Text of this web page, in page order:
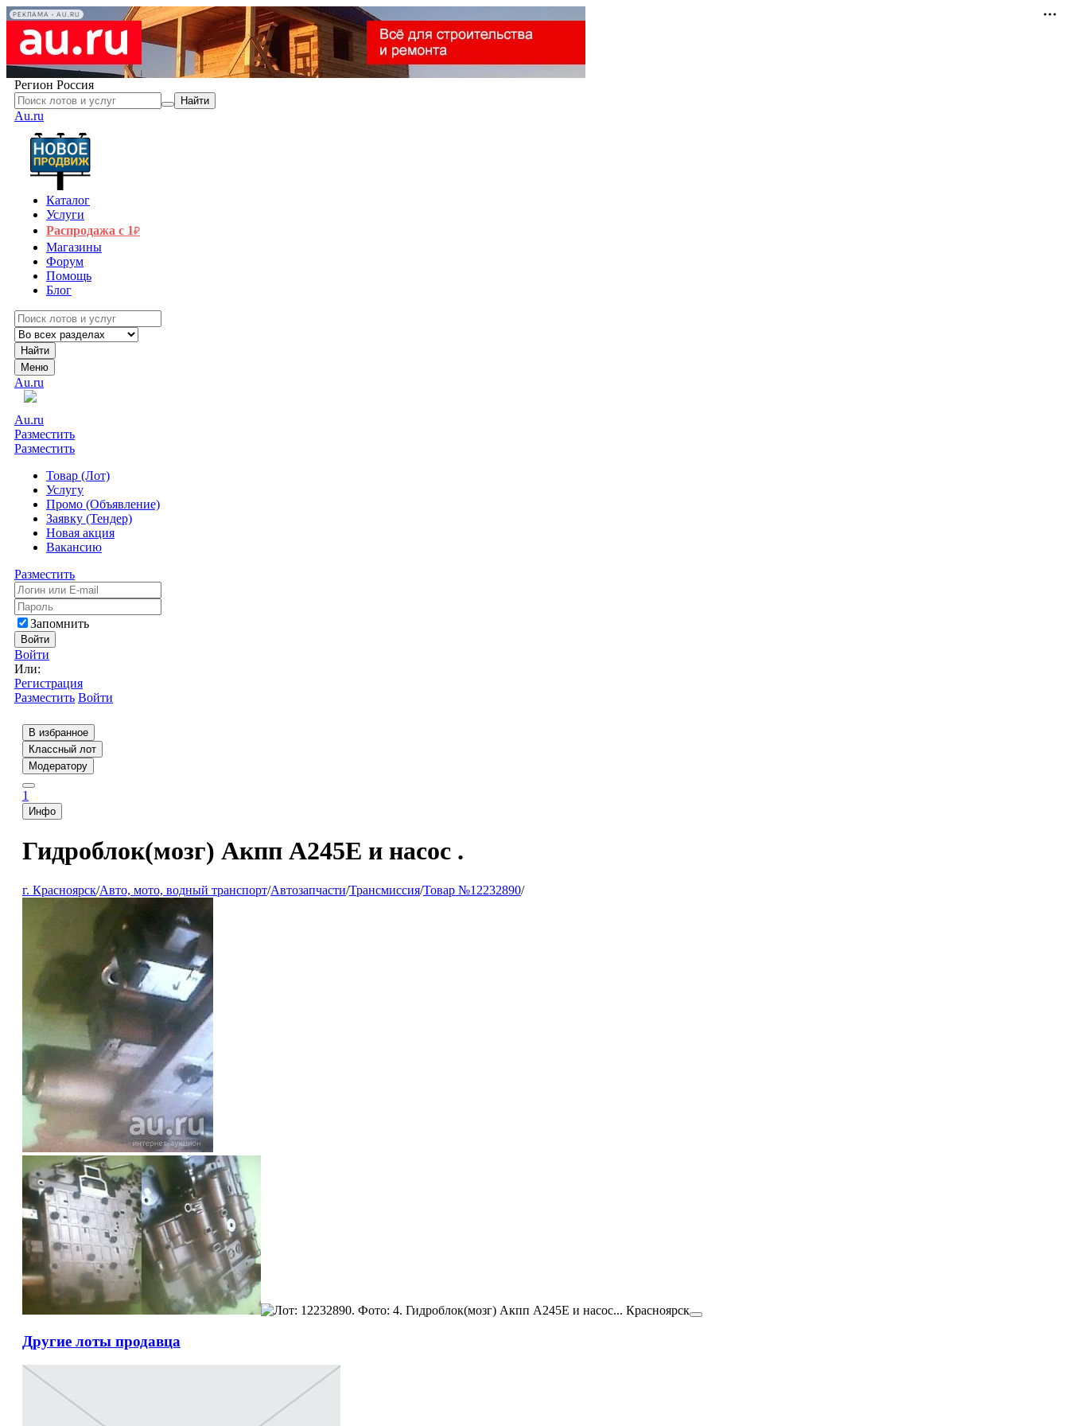
РЕКЛАМА • AU.RU
Регион Россия
Найти
Au.ru
Каталог
Услуги
Распродажа с 1₽
Магазины
Форум
Помощь
Блог
Найти
Меню
Au.ru
Au.ru
Разместить
Разместить
Товар (Лот)
Услугу
Промо (Объявление)
Заявку (Тендер)
Новая акция
Вакансию
Разместить
Запомнить
Войти
Войти
Или:
Регистрация
Разместить Войти
В избранное
Классный лот
Модератору
1
Инфо
Гидроблок(мозг) Акпп A245E и насос .
г. Красноярск/Авто, мото, водный транспорт/Автозапчасти/Трансмиссия/Товар №12232890/
Другие лоты продавца